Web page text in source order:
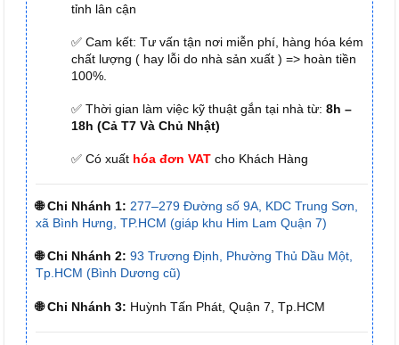
tỉnh lân cận
✅ Cam kết: Tư vấn tận nơi miễn phí, hàng hóa kém
chất lượng ( hay lỗi do nhà sản xuất ) => hoàn tiền
100%.
✅ Thời gian làm việc kỹ thuật gắn tại nhà từ: 8h –
18h (Cả T7 Và Chủ Nhật)
✅ Có xuất hóa đơn VAT cho Khách Hàng
🌐 Chi Nhánh 1: 277–279 Đường số 9A, KDC Trung Sơn,
xã Bình Hưng, TP.HCM (giáp khu Him Lam Quận 7)
🌐 Chi Nhánh 2: 93 Trương Định, Phường Thủ Dầu Một,
Tp.HCM (Bình Dương cũ)
🌐 Chi Nhánh 3: Huỳnh Tấn Phát, Quận 7, Tp.HCM